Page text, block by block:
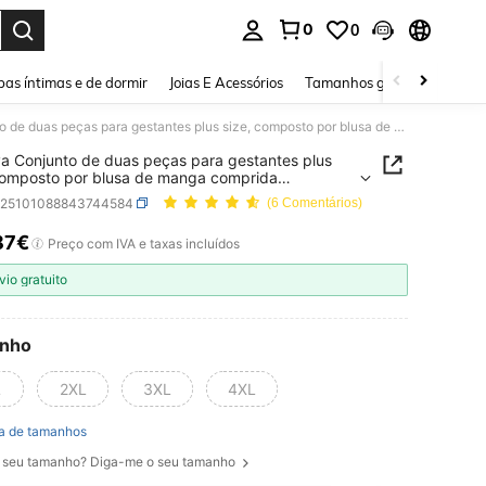
0 0
íntimas e de dormir Joias E Acessórios Tamanhos grandes
Plussiva Conjunto de duas peças para gestantes plus size, composto por blusa de manga comprida confortável e calça folgada.
Conjunto de duas peças para gestantes plus
por blusa de manga comprida
e calça folgada.
(6 Comentários)
AND AVAILABILITY
Preço com IVA e taxas incluídos
gratuito
2XL 3XL 4XL
de tamanhos
seu tamanho? Diga-me o seu tamanho